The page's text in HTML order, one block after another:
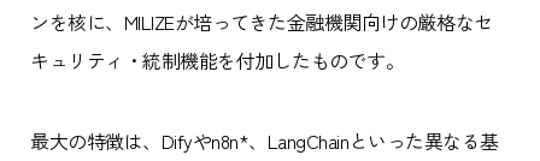
ンを核に、MILIZEが培ってきた金融機関向けの厳格なセ
キュリティ・統制機能を付加したものです。
最大の特徴は、Difyやn8n*、LangChainといった異なる基